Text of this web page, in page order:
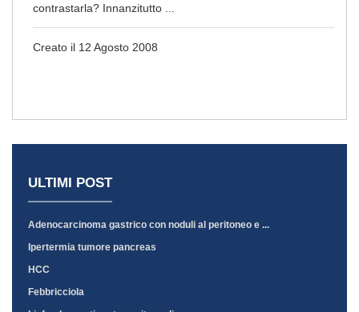
contrastarla? Innanzitutto ...
Creato il 12 Agosto 2008
ULTIMI POST
Adenocarcinoma gastrico con noduli al peritoneo e ...
Ipertermia tumore pancreas
HCC
Febbricciola